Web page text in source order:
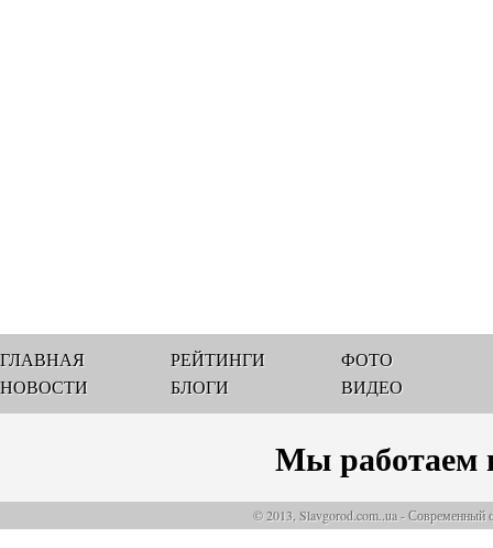
ГЛАВНАЯ
НОВОСТИ
РЕЙТИНГИ
БЛОГИ
ФОТО
ВИДЕО
Мы работаем
© 2013, Slavgorod.com..ua - Современный